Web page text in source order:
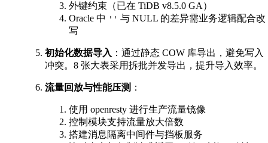
外键约束（已在 TiDB v8.5.0 GA）
Oracle 中 '' 与 NULL 的差异需业务逻辑配合改
写
初始化数据导入 ：通过静态 COW 库导出，避免写入
冲突。8 张大表采用拆批并发导出，提升导入效率。
流量回放与性能压测 ：
使用 openresty 进行生产流量镜像
控制模块支持流量放大倍数
搭建消息隔离中间件与挡板服务